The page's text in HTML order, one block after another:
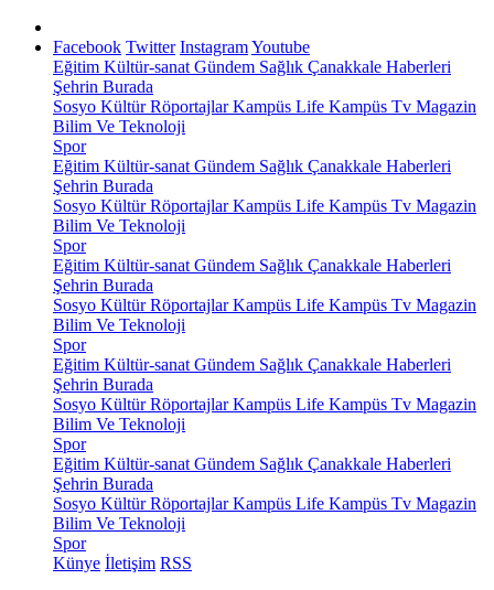
Facebook Twitter InstagramYoutube
Eğitim Kültür-sanat Gündem Sağlık Çanakkale Haberleri
Şehrin Burada
Sosyo KültürRöportajlarKampüs Life Kampüs Tv Magazin
Bilim Ve Teknoloji
Spor
Eğitim Kültür-sanat Gündem Sağlık Çanakkale Haberleri
Şehrin Burada
Sosyo KültürRöportajlarKampüs Life Kampüs Tv Magazin
Bilim Ve Teknoloji
Spor
Eğitim Kültür-sanat Gündem Sağlık Çanakkale Haberleri
Şehrin Burada
Sosyo KültürRöportajlarKampüs Life Kampüs Tv Magazin
Bilim Ve Teknoloji
Spor
Eğitim Kültür-sanat Gündem Sağlık Çanakkale Haberleri
Şehrin Burada
Sosyo KültürRöportajlarKampüs Life Kampüs Tv Magazin
Bilim Ve Teknoloji
Spor
Eğitim Kültür-sanat Gündem Sağlık Çanakkale Haberleri
Şehrin Burada
Sosyo KültürRöportajlarKampüs Life Kampüs Tv Magazin
Bilim Ve Teknoloji
Spor
Künye İletişim RSS